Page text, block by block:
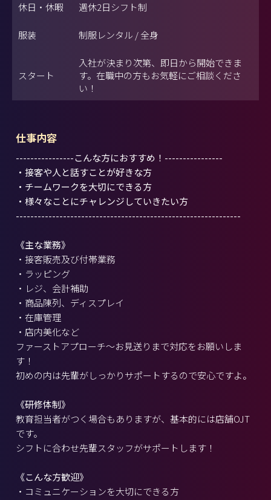
休日・休暇 週休2日シフト制
服装 制服レンタル / 全身
スタート
入社が決まり次第、即日から開始できま
す。在職中の方もお気軽にご相談くださ
い！
仕事内容
----------------こんな方におすすめ！----------------
・接客や人と話すことが好きな方
・チームワークを大切にできる方
・様々なことにチャレンジしていきたい方
--------------------------------------------------------------
《主な業務》
・接客販売及び付帯業務
・ラッピング
・レジ、会計補助
・商品陳列、ディスプレイ
・在庫管理
・店内美化など
ファーストアプローチ～お見送りまで対応をお願いしま
す！
初めの内は先輩がしっかりサポートするので安心ですよ。
《研修体制》
教育担当者がつく場合もありますが、基本的には店舗OJT
です。
シフトに合わせ先輩スタッフがサポートします！
《こんな方歓迎》
・コミュニケーションを大切にできる方